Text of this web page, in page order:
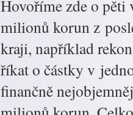
Hovoříme zde o pěti
milionů korun z
kraji, například
říkat o částky v
finančně